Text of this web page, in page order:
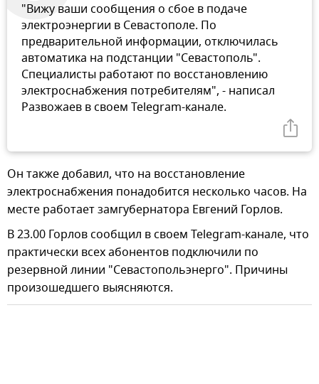
"Вижу ваши сообщения о сбое в подаче
электроэнергии в Севастополе. По
предварительной информации, отключилась
автоматика на подстанции "Севастополь".
Специалисты работают по восстановлению
электроснабжения потребителям", - написал
Развожаев в своем Telegram-канале.
Он также добавил, что на восстановление
электроснабжения понадобится несколько часов. На
месте работает замгубернатора Евгений Горлов.
В 23.00 Горлов сообщил в своем Telegram-канале, что
практически всех абонентов подключили по
резервной линии "Севастопольэнерго". Причины
произошедшего выясняются.